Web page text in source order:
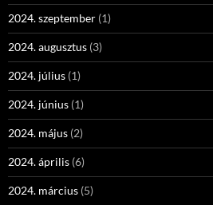
2024. szeptember (1)
2024. augusztus (3)
2024. július (1)
2024. június (1)
2024. május (2)
2024. április (6)
2024. március (5)